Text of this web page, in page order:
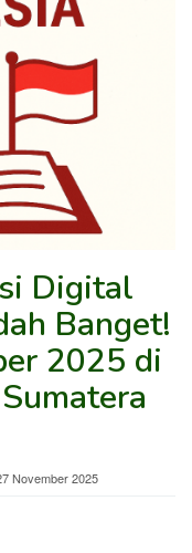
Digital
Banget!
2025 di
November 2025